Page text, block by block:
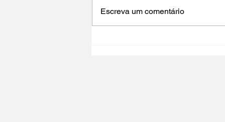
Escreva um comentário